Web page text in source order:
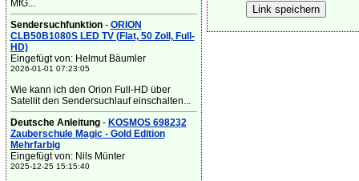
MfG...
Sendersuchfunktion- ORION
CLB50B1080S LED TV (Flat, 50 Zoll, Full-
HD)
Eingefügt von: Helmut Bäumler
2026-01-01 07:23:05
Wie kann ich den Orion Full-HD über
Satellit den Sendersuchlauf einschalten...
Deutsche Anleitung- KOSMOS 698232
Zauberschule Magic - Gold Edition
Mehrfarbig
Eingefügt von: Nils Münter
2025-12-25 15:15:40